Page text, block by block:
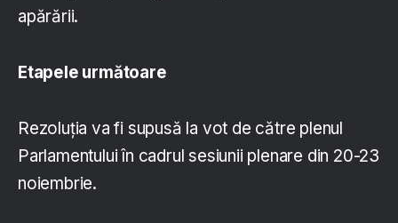
apărării.
Etapele următoare
Rezoluția va fi supusă la vot de către plenul
Parlamentului în cadrul sesiunii plenare din 20-23
noiembrie.